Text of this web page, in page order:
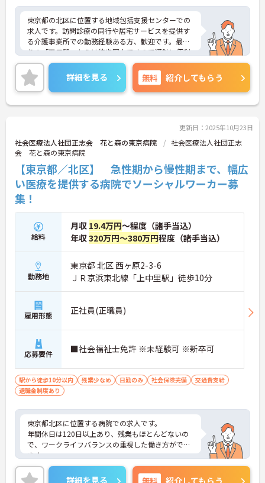
東京都の北区に位置する地域包括支援センターでの
求人です。訪問診療の同行や居宅サービスを提供す
る介護事業所での勤務経験ある方、歓迎です。最寄
りの「王子駅」からは徒歩圏内ですので通勤に便利
な立地です。勤務は日勤のみ、残業もありませんの
でプライベートと両立しやすい環境です。ご興味を
持たれた方は面接対策ポイントや求人の詳細などお
話しいたしますのでお気軽にお問い合わせ下さい。
詳細を見る 無料 紹介してもらう
更新日：2025年10月23日
社会医療法人社団正志会 花と森の東京病院
社会医療法人社団正志
会 花と森の東京病院
【東京都／北区】 急性期から慢性期まで、幅広
い医療を提供する病院でソーシャルワーカー募
集！
給料
月収 19.4万円～程度（諸手当込）
年収320万円～380万円程度（諸手当込）
勤務地
東京都 北区 西ヶ原2-3-6
ＪＲ京浜東北線「上中里駅」徒歩10分
雇用形態 正社員(正職員)
応募要件 ■社会福祉士免許 ※未経験可 ※新卒可
駅から徒歩10分以内 残業少なめ 日勤のみ 社会保険完備
交通費支給
退職金制度あり
東京都北区に位置する病院での求人です。
年間休日は120日以上あり、残業もほとんどないの
で、ワークライフバランスの重視した働き方ができ
ます。
ご興味ある方には、面接対策ポイントなど、さらに
詳細をお話しいたしますのでお気軽にご相談くださ
詳細を見る 無料